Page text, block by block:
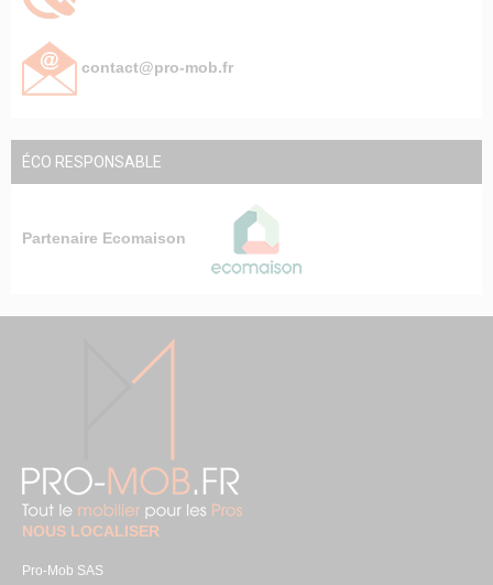
contact@pro-mob.fr
ÉCO RESPONSABLE
Partenaire Ecomaison
NOUS LOCALISER
Pro-Mob SAS